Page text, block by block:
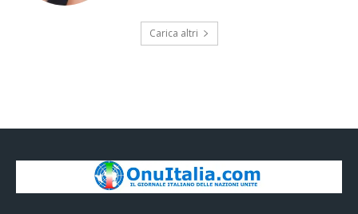
Carica altri